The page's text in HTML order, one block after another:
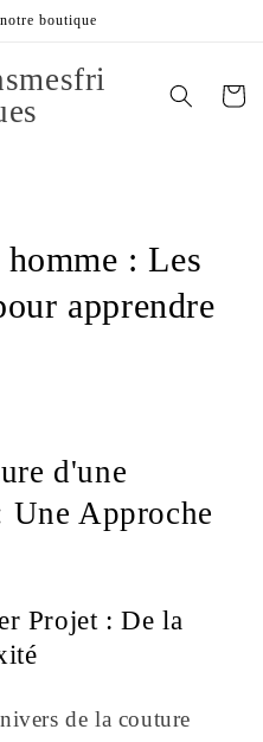
boutique
Panier
: Les
apprendre
d'une
Une Approche
Projet : De la
de la couture